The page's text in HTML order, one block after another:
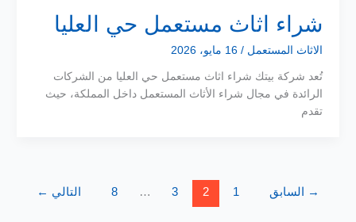
شراء اثاث مستعمل حي العليا
الاثاث المستعمل / 16 مايو، 2026
تُعد شركة بيتك شراء اثاث مستعمل حي العليا من الشركات
الرائدة في مجال شراء الأثاث المستعمل داخل المملكة، حيث
تقدم
→ السابق 1
2
3
…
8 التالي ←